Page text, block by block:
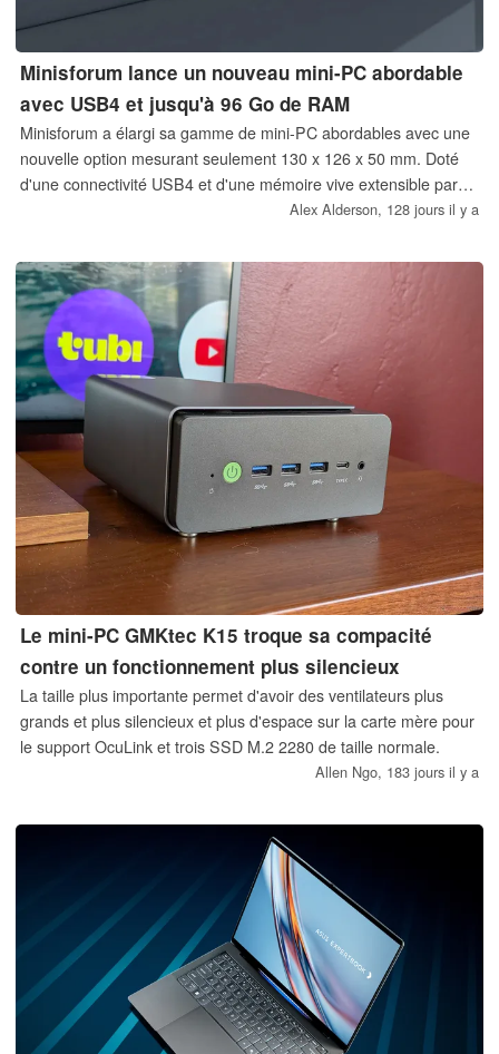
Minisforum lance un nouveau mini-PC abordable
avec USB4 et jusqu'à 96 Go de RAM
Minisforum a élargi sa gamme de mini-PC abordables avec une
nouvelle option mesurant seulement 130 x 126 x 50 mm. Doté
d'une connectivité USB4 et d'une mémoire vive extensible par
l'utilisateur, le Minisforum M1 Lite peut être commandé pour un
Alex Alderson, 128 jours il y a
Le mini-PC GMKtec K15 troque sa compacité
contre un fonctionnement plus silencieux
La taille plus importante permet d'avoir des ventilateurs plus
grands et plus silencieux et plus d'espace sur la carte mère pour
le support OcuLink et trois SSD M.2 2280 de taille normale.
Allen Ngo, 183 jours il y a